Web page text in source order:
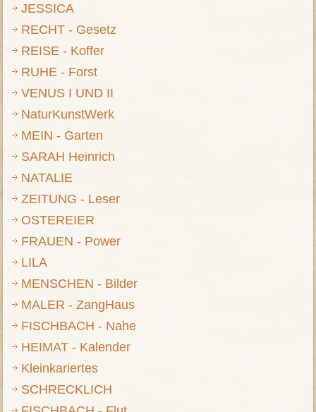
JESSICA
RECHT - Gesetz
REISE - Koffer
RUHE - Forst
VENUS I UND II
NaturKunstWerk
MEIN - Garten
SARAH Heinrich
NATALIE
ZEITUNG - Leser
OSTEREIER
FRAUEN - Power
LILA
MENSCHEN - Bilder
MALER - ZangHaus
FISCHBACH - Nahe
HEIMAT - Kalender
Kleinkariertes
SCHRECKLICH